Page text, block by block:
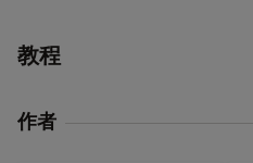
教程
作者